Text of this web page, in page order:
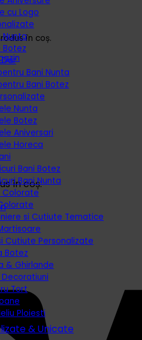
în coș.
în coș.
cu Logo
Nunta
Botez
Dar
Bani Nunta
Bani Botez
Nunta
Botez
Aniversari
Horeca
Bani Botez
Bani Nunta
Colorate
si Cutiute Tematice
Cutiute Personalizate
Botez
& Ghirlande
Tort
Ploiesti
& Unicate